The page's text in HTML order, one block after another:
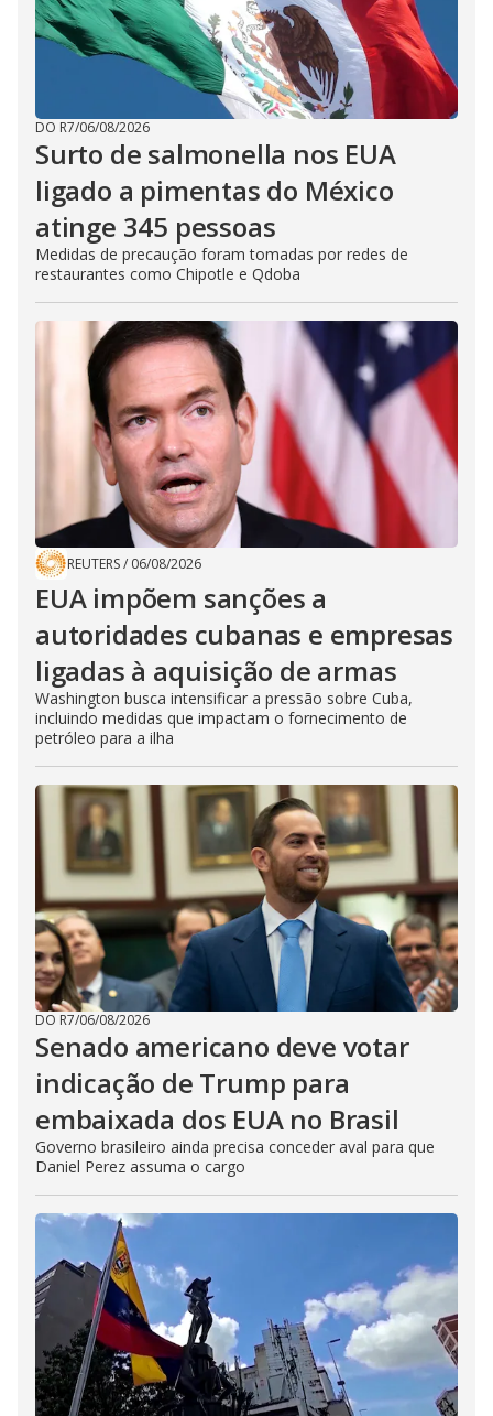
DO R7/06/08/2026
Surto de salmonella nos EUA
ligado a pimentas do México
atinge 345 pessoas
Medidas de precaução foram tomadas por redes de
restaurantes como Chipotle e Qdoba
REUTERS/ 06/08/2026
EUA impõem sanções a
autoridades cubanas e empresas
ligadas à aquisição de armas
Washington busca intensificar a pressão sobre Cuba,
incluindo medidas que impactam o fornecimento de
petróleo para a ilha
DO R7/06/08/2026
Senado americano deve votar
indicação de Trump para
embaixada dos EUA no Brasil
Governo brasileiro ainda precisa conceder aval para que
Daniel Perez assuma o cargo